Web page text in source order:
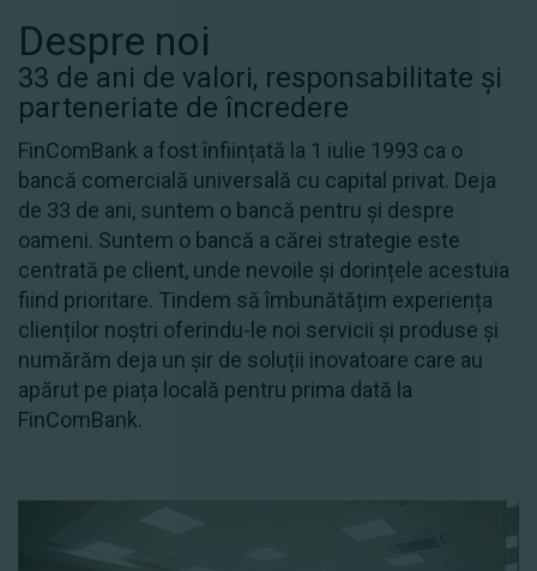
Despre noi
33 de ani de valori, responsabilitate şi
parteneriate de încredere
FinComBank a fost înființată la 1 iulie 1993 ca o
bancă comercială universală cu capital privat. Deja
de 33 de ani, suntem o bancă pentru și despre
oameni. Suntem o bancă a cărei strategie este
centrată pe client, unde nevoile și dorințele acestuia
fiind prioritare. Tindem să îmbunătățim experiența
clienților noștri oferindu-le noi servicii și produse și
numărăm deja un șir de soluții inovatoare care au
apărut pe piața locală pentru prima dată la
FinComBank.